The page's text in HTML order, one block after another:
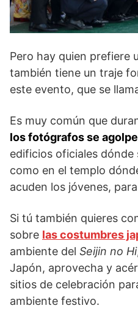
Pero hay quien prefiere
también tiene un traje
este evento, que se
Es muy común que
los fotógrafos se
edificios oficiales dónde
como en el templo
acuden los jóvenes,
Si tú también quieres
sobre las costumbres
ambiente del Seijin no Hi
Japón, aprovecha y
sitios de celebración
ambiente festivo.